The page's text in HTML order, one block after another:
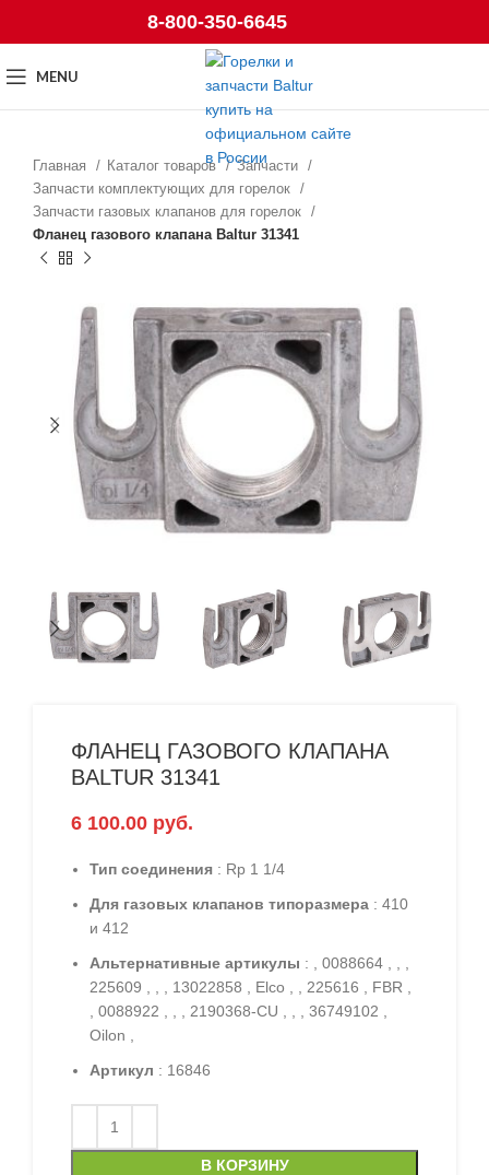
8-800-350-6645
MENU
Главная Каталог товаров
Запчасти
Запчасти комплектующих для горелок
Запчасти газовых клапанов для горелок
Фланец газового клапана Baltur 31341
ФЛАНЕЦ ГАЗОВОГО КЛАПАНА
BALTUR 31341
6 100.00 руб.
Тип соединения : Rp 1 1/4
Для газовых клапанов типоразмера : 410
и 412
Альтернативные артикулы : , 0088664 , , ,
225609 , , , 13022858 , Elco , , 225616 , FBR ,
, 0088922 , , , 2190368-CU , , , 36749102 ,
Oilon ,
Артикул : 16846
В КОРЗИНУ